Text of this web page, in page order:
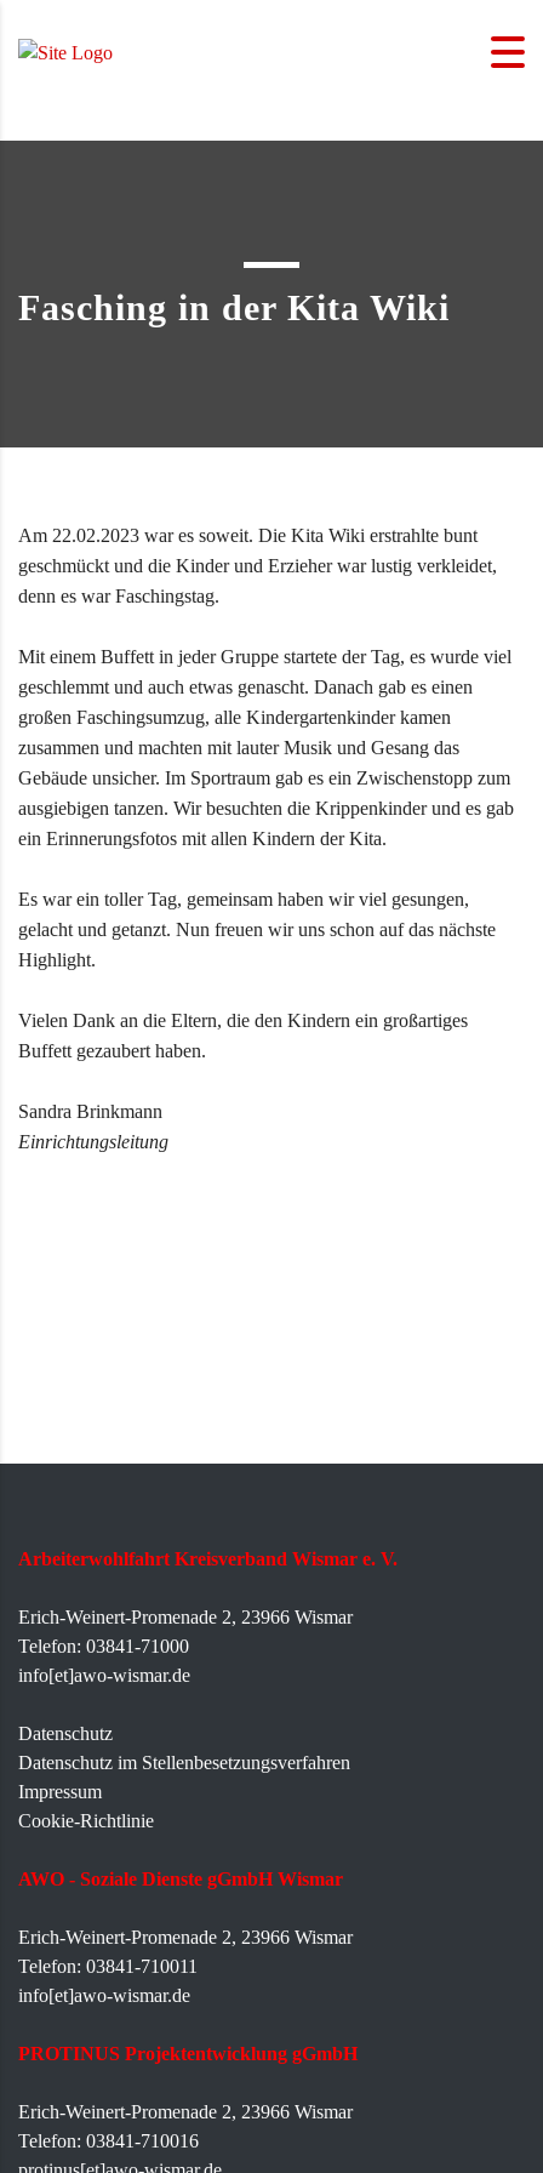
Fasching in der Kita Wiki
Am 22.02.2023 war es soweit. Die Kita Wiki erstrahlte bunt
geschmückt und die Kinder und Erzieher war lustig verkleidet,
denn es war Faschingstag.
Mit einem Buffett in jeder Gruppe startete der Tag, es wurde viel
geschlemmt und auch etwas genascht. Danach gab es einen
großen Faschingsumzug, alle Kindergartenkinder kamen
zusammen und machten mit lauter Musik und Gesang das
Gebäude unsicher. Im Sportraum gab es ein Zwischenstopp zum
ausgiebigen tanzen. Wir besuchten die Krippenkinder und es gab
ein Erinnerungsfotos mit allen Kindern der Kita.
Es war ein toller Tag, gemeinsam haben wir viel gesungen,
gelacht und getanzt. Nun freuen wir uns schon auf das nächste
Highlight.
Vielen Dank an die Eltern, die den Kindern ein großartiges
Buffett gezaubert haben.
Sandra Brinkmann
Einrichtungsleitung
Arbeiterwohlfahrt Kreisverband Wismar e. V.
Erich-Weinert-Promenade 2, 23966 Wismar
Telefon: 03841-71000
info[et]awo-wismar.de
Datenschutz
Datenschutz im Stellenbesetzungsverfahren
Impressum
Cookie-Richtlinie
AWO - Soziale Dienste gGmbH Wismar
Erich-Weinert-Promenade 2, 23966 Wismar
Telefon: 03841-710011
info[et]awo-wismar.de
PROTINUS Projektentwicklung gGmbH
Erich-Weinert-Promenade 2, 23966 Wismar
Telefon: 03841-710016